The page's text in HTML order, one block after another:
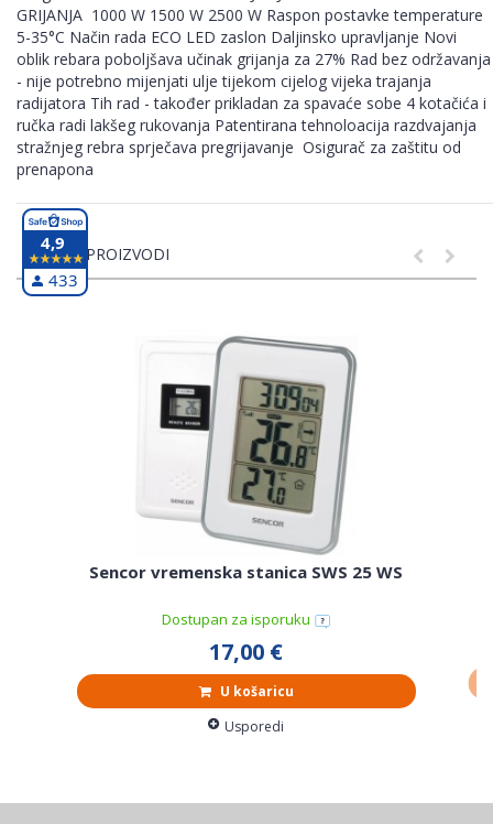
GRIJANJA 1000 W 1500 W 2500 W Raspon postavke temperature
5-35°C Način rada ECO LED zaslon Daljinsko upravljanje Novi
oblik rebara poboljšava učinak grijanja za 27% Rad bez održavanja
- nije potrebno mijenjati ulje tijekom cijelog vijeka trajanja
radijatora Tih rad - također prikladan za spavaće sobe 4 kotačića i
ručka radi lakšeg rukovanja Patentirana tehnoloacija razdvajanja
stražnjeg rebra sprječava pregrijavanje Osigurač za zaštitu od
prenapona
SLIČNI PROIZVODI
Sencor vremenska stanica SWS 25 WS
Dostupan za isporuku
17,00 €
U košaricu
Usporedi
4,9
433